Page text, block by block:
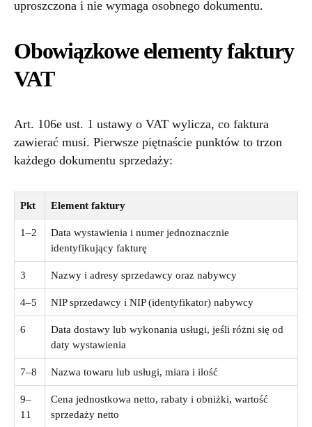
uproszczona i nie wymaga osobnego dokumentu.
Obowiązkowe elementy faktury
VAT
Art. 106e ust. 1 ustawy o VAT wylicza, co faktura
zawierać musi. Pierwsze piętnaście punktów to trzon
każdego dokumentu sprzedaży:
Pkt Element faktury
1–2
Data wystawienia i numer jednoznacznie
identyfikujący fakturę
3 Nazwy i adresy sprzedawcy oraz nabywcy
4–5 NIP sprzedawcy i NIP (identyfikator) nabywcy
6
Data dostawy lub wykonania usługi, jeśli różni się od
daty wystawienia
7–8 Nazwa towaru lub usługi, miara i ilość
9–
11
Cena jednostkowa netto, rabaty i obniżki, wartość
sprzedaży netto